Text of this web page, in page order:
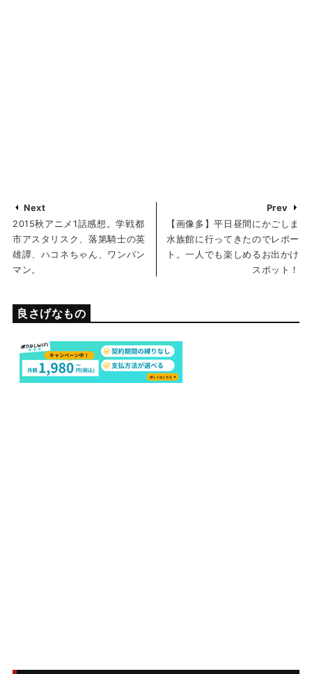
Next
2015秋アニメ1話感想。学戦都
市アスタリスク、落第騎士の英
雄譚、ハコネちゃん、ワンパン
マン。
Prev
【画像多】平日昼間にかごしま
水族館に行ってきたのでレポー
ト。一人でも楽しめるお出かけ
スポット！
良さげなもの